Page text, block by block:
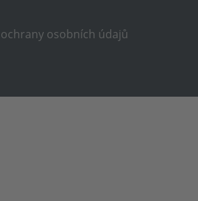
osobních údajů